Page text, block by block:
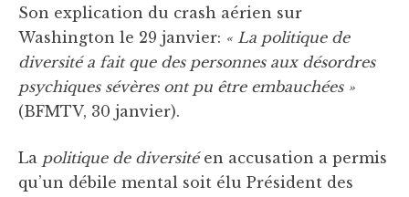
Son explication du crash aérien sur
Washington le 29 janvier: « La politique de
diversité a fait que des personnes aux désordres
psychiques sévères ont pu être embauchées »
(BFMTV, 30 janvier).
La politique de diversitéen accusation a permis
qu’un débile mental soit élu Président des